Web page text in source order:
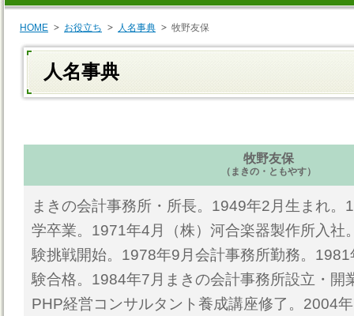
HOME お役立ち 人名事典 牧野友保
人名事典
牧野友保
（まきの・ともやす）
まきの会計事務所・所長。1949年2月生まれ。
学卒業。1971年4月（株）河合楽器製作所入社
験挑戦開始。1978年9月会計事務所勤務。
験合格。1984年7月まきの会計事務所設立・開
PHP経営コンサルタント養成講座修了。2004